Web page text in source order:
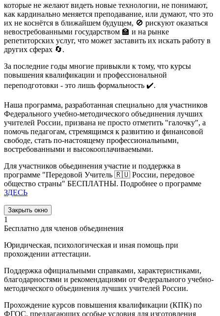
которые не желают видеть новые технологии, не понимают,
как кардинально меняется преподавание, или думают, что это
их не коснётся в ближайшем будущем, 🚫 рискуют оказаться
невостребованными государством 🏫 и на рынке
репетиторских услуг, что может заставить их искать работу в
других сферах 🔄.
За последние годы многие привыкли к тому, что курсы
повышения квалификации и профессиональной
переподготовки - это лишь формальность ✔️.
Наша программа, разработанная специально для участников
Федерального учебно-методического объединения лучших
учителей России, призвана не просто отметить "галочку", а
помочь педагогам, стремящимся к развитию и финансовой
свободе, стать по-настоящему профессиональными,
востребованными и высокооплачиваемыми.
Для участников обьединения участие и поддержка в
программе "Передовой Учитель 🇷🇺 России, передовое
общество страны" БЕСПЛАТНЫ. Подробнее о программе
ЗДЕСЬ
Закрыть окно
1
Бесплатно для членов объединения
Юридическая, психологическая и иная помощь при
прохождении аттестации.
Поддержка официальными справками, характеристиками,
благодарностями и рекомендациями от Федерального учебно-
методического объединения лучших учителей России.
Прохождение курсов повышения квалификации (КПК) по
ФГОС, предлагающих особые условия для изготовления